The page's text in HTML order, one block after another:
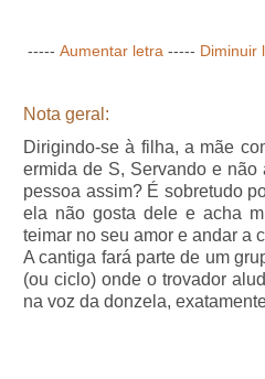
----- Aumentar letra ----- Diminuir
Nota geral:
Dirigindo-se à filha, a mãe
ermida de S, Servando e
pessoa assim? É sobretudo
ela não gosta dele e acha
teimar no seu amor e andar a
A cantiga fará parte de um
(ou ciclo) onde o trovador
na voz da donzela,